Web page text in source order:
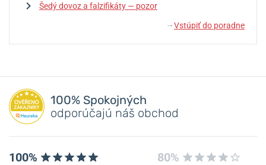
Šedý dovoz a falzifikáty — pozor
↓ Vstúpiť do poradne
100% Spokojných
odporúčajú náš obchod
100% 80%